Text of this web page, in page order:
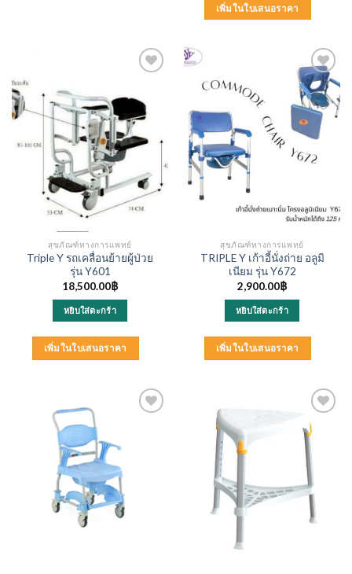
may
be
chosen
on
the
product
page
เพิ่มในใบเสนอราคา
สุขภัณฑ์ทางการแพทย์
Triple Y รถเคลื่อนย้ายผู้ป่วย
รุ่น Y601
18,500.00฿
หยิบใส่ตะกร้า
เพิ่มในใบเสนอราคา
สุขภัณฑ์ทางการแพทย์
TRIPLE Y เก้าอี้นั่งถ่าย อลูมิ
เนียม รุ่น Y672
2,900.00฿
หยิบใส่ตะกร้า
เพิ่มในใบเสนอราคา